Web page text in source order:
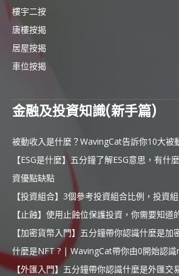
樓宇二按
唐樓按揭
居屋按揭
車位按揭
金融及投資知識(新手篇)
被動收入是什麼？WavingCat告訴你10大被
【ESG是什麼】五分鐘了解ESG意思，有什
資優點缺點
【投資組合】3個參考投資組合比例，投資
【止蝕】使用止蝕位保護投資，你需要知道
【加密貨幣入門】五分鐘帶你認識什麼是
什麼是NFT ? | WavingCat帶你由0開始認
【外匯入門】五分鐘帶你認識什麼是外匯交